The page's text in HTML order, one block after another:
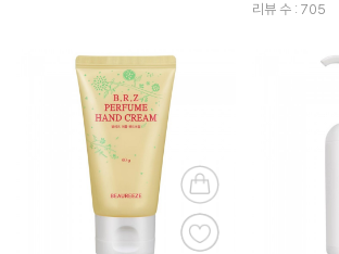
리뷰 수 : 705